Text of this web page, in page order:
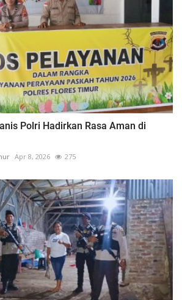
Polri Hadirkan Rasa Aman di
Apr 8, 2026 275